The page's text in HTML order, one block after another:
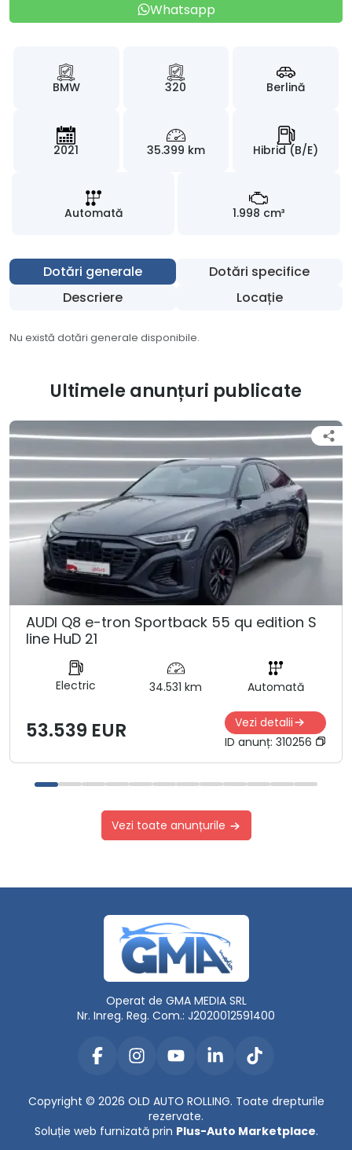
Whatsapp
BMW 320 Berlină
2021 35.399 km Hibrid (B/E)
Automată 1.998 cm³
Dotări generale
Dotări specifice
Descriere
Locație
Nu există dotări generale disponibile.
Ultimele anunțuri publicate
AUDI Q8 e-tron Sportback 55 qu edition S
line HuD 21
Electric 34.531 km Automată
53.539 EUR
Vezi detalii
ID anunț: 310256
Vezi toate anunțurile
Operat de GMA MEDIA SRL
Nr. Inreg. Reg. Com.: J2020012591400
Copyright © 2026 OLD AUTO ROLLING. Toate drepturile
rezervate.
Soluție web furnizată prin Plus-Auto Marketplace.